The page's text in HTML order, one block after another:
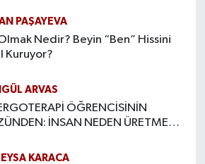
PAŞAYEVA
Nedir? Beyin “Ben” Hissini
Kuruyor?
ARVAS
ÖĞRENCİSİNİN
İNSAN NEDEN ÜRETMEYE
KARACA